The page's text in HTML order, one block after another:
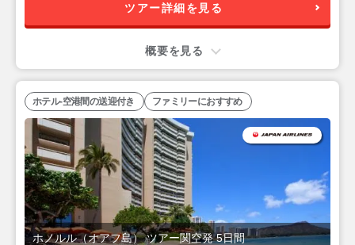
ツアー詳細を見る
概要を見る
ホノルル（オアフ島） ツアー関空発 5日間
ホテル-空港間の送迎付き ファミリーにおすすめ